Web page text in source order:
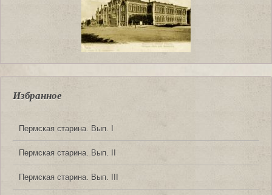
Избранное
Пермская старина. Вып. I
Пермская старина. Вып. II
Пермская старина. Вып. III